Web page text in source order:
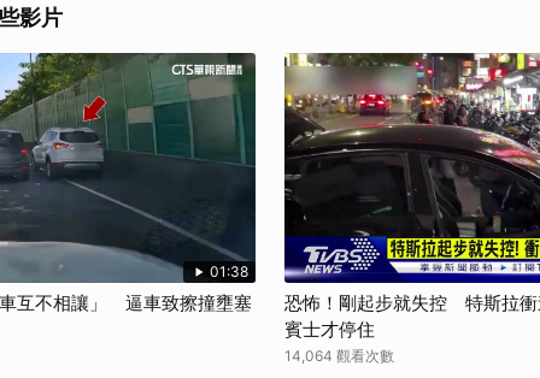
友，重點新聞不漏接👈》
影片
01:38
互不相讓」 逼車致擦撞壅塞
恐怖！剛起步就失控 特斯拉
賓士才停住
14,064 觀看次數